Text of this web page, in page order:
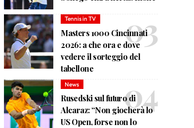
Tennis in TV
Masters 1000 Cincinnati
2026: a che ora e dove
vedere il sorteggio del
tabellone
News
Rusedski sul futuro di
Alcaraz: “Non giocherà lo
US Open, forse non lo